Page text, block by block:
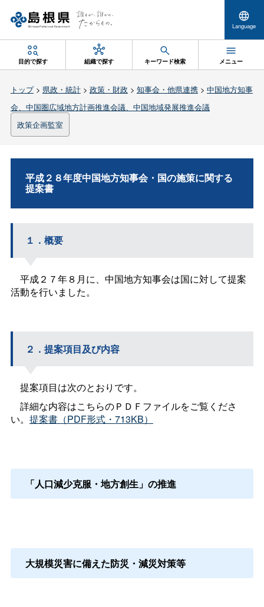
Language
目的で探す 組織で探す キーワード検索 メニュー
トップ> 県政・統計> 政策・財政 > 知事会・他県連携> 中国地方知事
会、中国圏広域地方計画推進会議、中国地域発展推進会議
政策企画監室
平成２８年度中国地方知事会・国の施策に関する
提案書
１．概要
平成２７年８月に、中国地方知事会は国に対して提案
活動を行いました。
２．提案項目及び内容
提案項目は次のとおりです。
詳細な内容はこちらのＰＤＦファイルをご覧くださ
い。 提案書（PDF形式・713KB）
「人口減少克服・地方創生」の推進
大規模災害に備えた防災・減災対策等